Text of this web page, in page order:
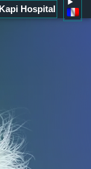
Kapi Hospital